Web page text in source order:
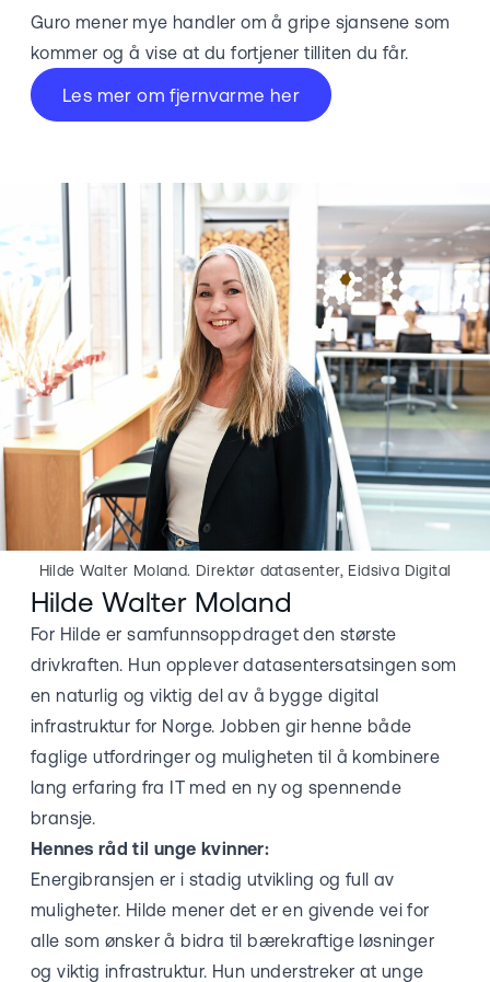
Guro mener mye handler om å gripe sjansene som
kommer og å vise at du fortjener tilliten du får.
Les mer om fjernvarme her
Hilde Walter Moland
For Hilde er samfunnsoppdraget den største
drivkraften. Hun opplever datasentersatsingen som
en naturlig og viktig del av å bygge digital
infrastruktur for Norge. Jobben gir henne både
faglige utfordringer og muligheten til å kombinere
lang erfaring fra IT med en ny og spennende
bransje.
Hennes råd til unge kvinner:
Energibransjen er i stadig utvikling og full av
muligheter. Hilde mener det er en givende vei for
alle som ønsker å bidra til bærekraftige løsninger
og viktig infrastruktur. Hun understreker at unge
Hilde Walter Moland. Direktør datasenter, Eidsiva Digital